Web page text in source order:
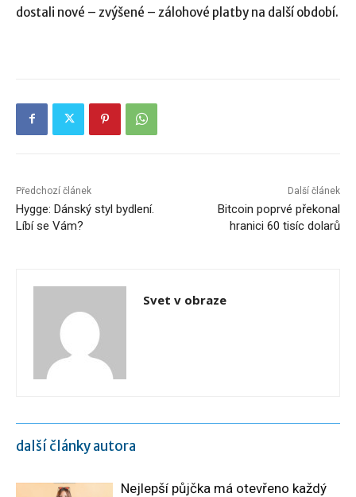
dostali nové – zvýšené – zálohové platby na další období.
Předchozí článek
Hygge: Dánský styl bydlení.
Líbí se Vám?
Další článek
Bitcoin poprvé překonal
hranici 60 tisíc dolarů
Svet v obraze
další články autora
Nejlepší půjčka má otevřeno každý